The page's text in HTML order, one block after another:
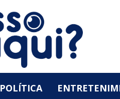
POLÍTICA